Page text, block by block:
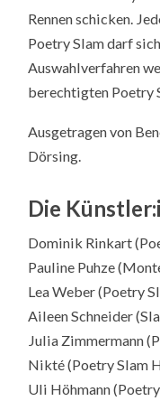
Rennen schicken.
Poetry Slam darf
Auswahlverfahren
berechtigten Poetry
Ausgetragen von
Dörsing.
Die
Dominik Rinkart
Pauline Puhze
Lea Weber (Poetry
Aileen Schneider
Julia Zimmermann
Nikté (Poetry Slam
Uli Höhmann